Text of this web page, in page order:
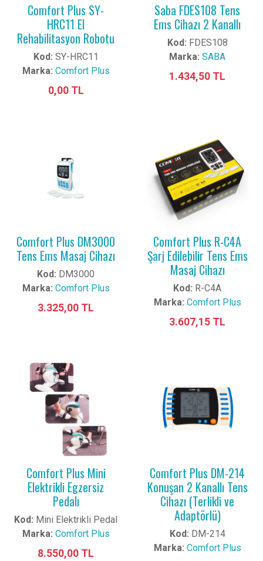
Comfort Plus SY-
HRC11 El
Rehabilitasyon Robotu
Kod: SY-HRC11
Marka: Comfort Plus
0,00 TL
Saba FDES108 Tens
Ems Cihazı 2 Kanallı
Kod: FDES108
Marka: SABA
1.434,50 TL
Comfort Plus DM3000
Tens Ems Masaj Cihazı
Kod: DM3000
Marka: Comfort Plus
3.325,00 TL
Comfort Plus R-C4A
Şarj Edilebilir Tens Ems
Masaj Cihazı
Kod: R-C4A
Marka: Comfort Plus
3.607,15 TL
Comfort Plus Mini
Elektrikli Egzersiz
Pedalı
Kod: Mini Elektrikli Pedal
Marka: Comfort Plus
8.550,00 TL
Comfort Plus DM-214
Konuşan 2 Kanallı Tens
Cihazı (Terlikli ve
Adaptörlü)
Kod: DM-214
Marka: Comfort Plus